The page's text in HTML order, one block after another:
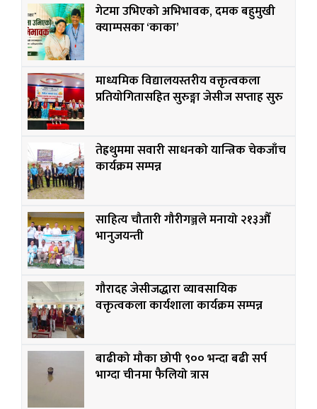
गेटमा उभिएको अभिभावक, दमक बहुमुखी
क्याम्पसका ‘काका’
माध्यमिक विद्यालयस्तरीय वक्तृत्वकला
प्रतियोगितासहित सुरुङ्गा जेसीज सप्ताह सुरु
तेह्रथुममा सवारी साधनको यान्त्रिक चेकजाँच
कार्यक्रम सम्पन्न
साहित्य चौतारी गौरीगञ्जले मनायो २१३औँ
भानुजयन्ती
गौरादह जेसीजद्धारा व्यावसायिक
वक्तृत्वकला कार्यशाला कार्यक्रम सम्पन्न
बाढीको मौका छोपी ९०० भन्दा बढी सर्प
भाग्दा चीनमा फैलियो त्रास